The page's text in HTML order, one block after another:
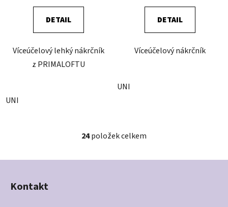
DETAIL
Víceúčelový lehký nákrčník
z PRIMALOFTU
UNI
DETAIL
Víceúčelový nákrčník
UNI
O
l
24položek celkem
Z
Kontakt